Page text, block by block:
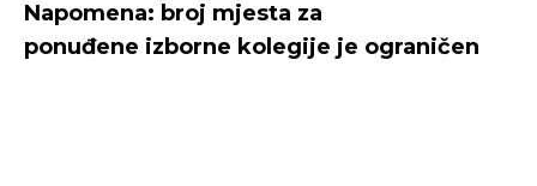
Napomena: broj mjesta za
ponuđene izborne kolegije je ograničen